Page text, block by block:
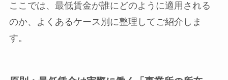
ここでは、最低賃金が誰にどのように適用される
のか、よくあるケース別に整理してご紹介しま
す。